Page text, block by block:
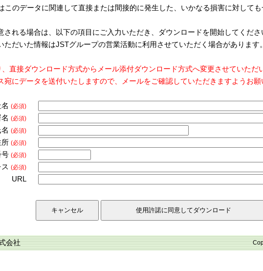
のデータに関連して直接または間接的に発生した、いかなる損害に対しても
される場合は、以下の項目にご入力いただき、ダウンロードを開始してくださ
ただいた情報はJSTグループの営業活動に利用させていただく場合があります。
、直接ダウンロード方式からメール添付ダウンロード方式へ変更させていただ
宛にデータを送付いたしますので、メールをご確認していただきますようお願
(必須)
(必須)
名 (必須)
所 (必須)
号 (必須)
(必須)
URL
会社